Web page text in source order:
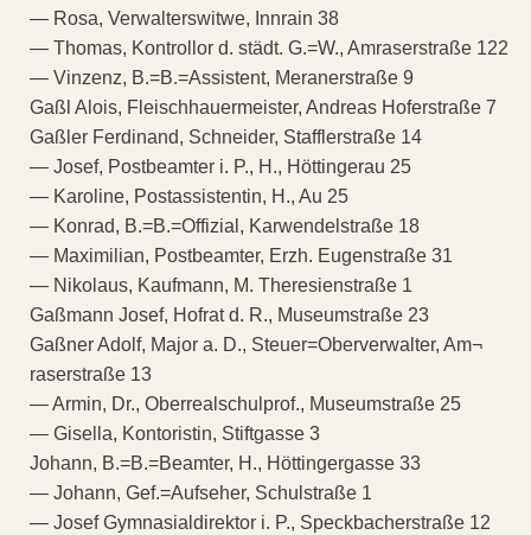
— Rosa, Verwalterswitwe, Innrain 38
— Thomas, Kontrollor d. städt. G.=W., Amraserstraße 122
— Vinzenz, B.=B.=Assistent, Meranerstraße 9
Gaßl Alois, Fleischhauermeister, Andreas Hoferstraße 7
Gaßler Ferdinand, Schneider, Stafflerstraße 14
— Josef, Postbeamter i. P., H., Höttingerau 25
— Karoline, Postassistentin, H., Au 25
— Konrad, B.=B.=Offizial, Karwendelstraße 18
— Maximilian, Postbeamter, Erzh. Eugenstraße 31
— Nikolaus, Kaufmann, M. Theresienstraße 1
Gaßmann Josef, Hofrat d. R., Museumstraße 23
Gaßner Adolf, Major a. D., Steuer=Oberverwalter, Am¬
raserstraße 13
— Armin, Dr., Oberrealschulprof., Museumstraße 25
— Gisella, Kontoristin, Stiftgasse 3
Johann, B.=B.=Beamter, H., Höttingergasse 33
— Johann, Gef.=Aufseher, Schulstraße 1
— Josef Gymnasialdirektor i. P., Speckbacherstraße 12